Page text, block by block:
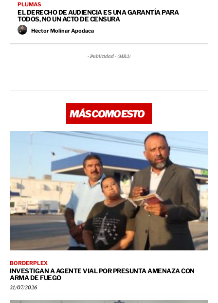
PLUMAS
EL DERECHO DE AUDIENCIA ES UNA GARANTÍA PARA
TODOS, NO UN ACTO DE CENSURA
Héctor Molinar Apodaca
- Publicidad - (MR3)
MÁS COMO ESTO
BORDERPLEX
INVESTIGAN A AGENTE VIAL POR PRESUNTA AMENAZA CON
ARMA DE FUEGO
31/07/2026